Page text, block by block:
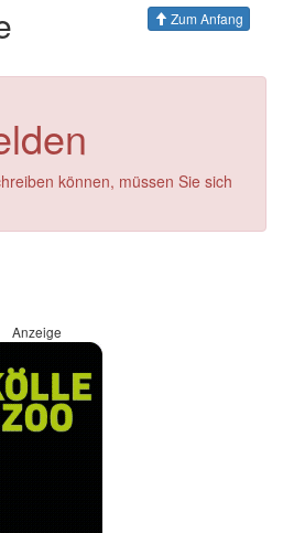
Zum Anfang
können, müssen Sie sich
Anzeige